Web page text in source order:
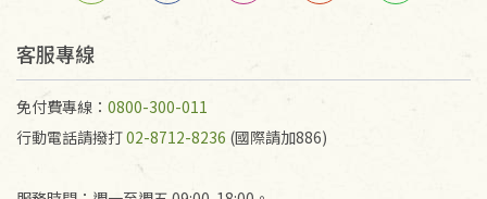
客服專線
免付費專線： 0800-300-011
行動電話請撥打02-8712-8236 (國際請加886)